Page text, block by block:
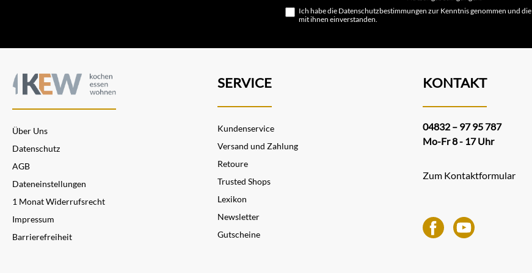
Ich habe die Datenschutzbestimmungen zur Kenntnis genommen und die
mit ihnen einverstanden.
Über Uns
Datenschutz
AGB
Dateneinstellungen
1 Monat Widerrufsrecht
Impressum
Barrierefreiheit
SERVICE
Kundenservice
Versand und Zahlung
Retoure
Trusted Shops
Lexikon
Newsletter
Gutscheine
KONTAKT
04832 – 97 95 787
Mo-Fr 8 - 17 Uhr
Zum Kontaktformular